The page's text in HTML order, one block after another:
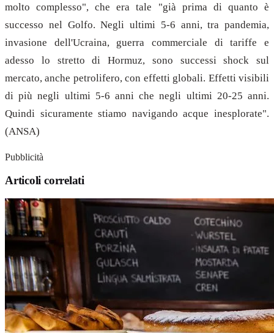
molto complesso", che era tale "già prima di quanto è
successo nel Golfo. Negli ultimi 5-6 anni, tra pandemia,
invasione dell'Ucraina, guerra commerciale di tariffe e
adesso lo stretto di Hormuz, sono successi shock sul
mercato, anche petrolifero, con effetti globali. Effetti visibili
di più negli ultimi 5-6 anni che negli ultimi 20-25 anni.
Quindi sicuramente stiamo navigando acque inesplorate".
(ANSA)
Pubblicità
Articoli correlati